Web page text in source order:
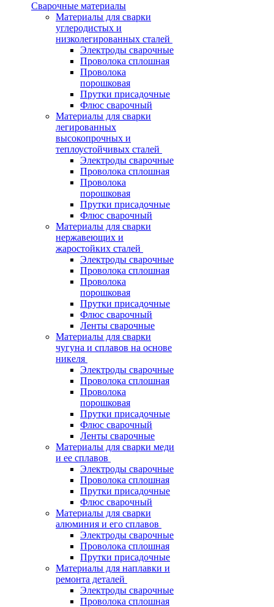
Сварочные материалы
Материалы для сварки
углеродистых и
низколегированных сталей
Электроды сварочные
Проволока сплошная
Проволока
порошковая
Прутки присадочные
Флюс сварочный
Материалы для сварки
легированных
высокопрочных и
теплоустойчивых сталей
Электроды сварочные
Проволока сплошная
Проволока
порошковая
Прутки присадочные
Флюс сварочный
Материалы для сварки
нержавеющих и
жаростойких сталей
Электроды сварочные
Проволока сплошная
Проволока
порошковая
Прутки присадочные
Флюс сварочный
Ленты сварочные
Материалы для сварки
чугуна и сплавов на основе
никеля
Электроды сварочные
Проволока сплошная
Проволока
порошковая
Прутки присадочные
Флюс сварочный
Ленты сварочные
Материалы для сварки меди
и ее сплавов
Электроды сварочные
Проволока сплошная
Прутки присадочные
Флюс сварочный
Материалы для сварки
алюминия и его сплавов
Электроды сварочные
Проволока сплошная
Прутки присадочные
Материалы для наплавки и
ремонта деталей
Электроды сварочные
Проволока сплошная